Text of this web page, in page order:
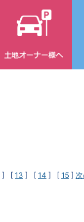
] [ 13 ] [ 14 ] [ 15 ]